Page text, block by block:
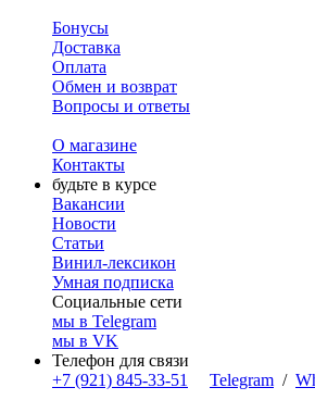
Бонусы
Доставка
Оплата
Обмен и возврат
Вопросы и ответы
О магазине
Контакты
будьте в курсе
Вакансии
Новости
Статьи
Винил-лексикон
Умная подписка
Социальные сети
мы в Telegram
мы в VK
Телефон для связи
+7 (921) 845-33-51
Telegram /